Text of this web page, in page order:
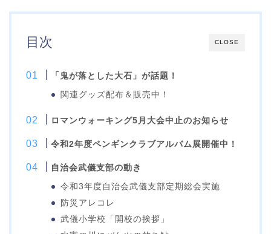
CLOSE
目次
「鬼が落とした大石」が話題！
関連グッズ配布＆販売中！
ロマンウォーキング5月大会中止のお知らせ
令和2年度ペンギンクラブアルバム展開催中！
自治会武儀支部の動き
令和3年度自治会武儀支部定期総会実施
防災アレコレ
武儀小学校「開校の挨拶」